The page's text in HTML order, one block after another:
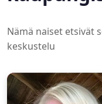
Nämä naiset etsivät
keskustelu